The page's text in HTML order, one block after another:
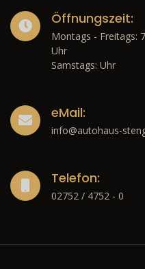
Öffnungszeit:
Montags - Freitags:
Uhr
Samstags: Uhr
eMail:
info@autohaus-
Telefon:
02752 / 4752 - 0